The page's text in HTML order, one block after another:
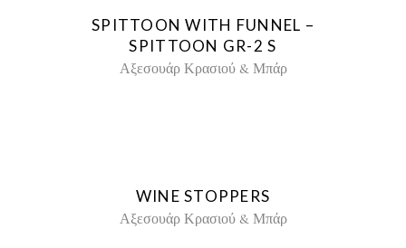
SPITTOON WITH FUNNEL –
SPITTOON GR-2 S
Αξεσουάρ Κρασιού & Μπάρ
WINE STOPPERS
Αξεσουάρ Κρασιού & Μπάρ